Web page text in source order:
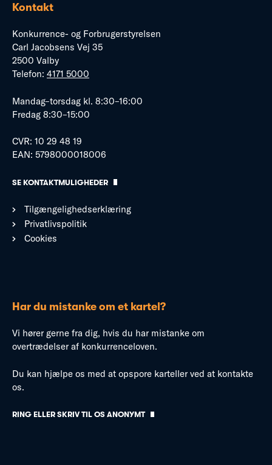
Kontakt
Konkurrence- og Forbrugerstyrelsen
Carl Jacobsens Vej 35
2500 Valby
Telefon: 4171 5000
Mandag–torsdag kl. 8:30–16:00
Fredag 8:30–15:00
CVR: 10 29 48 19
EAN: 5798000018006
SE KONTAKTMULIGHEDER
Tilgængelighedserklæring
Privatlivspolitik
Cookies
Har du mistanke om et kartel?
Vi hører gerne fra dig, hvis du har mistanke om
overtrædelser af konkurrenceloven.
Du kan hjælpe os med at opspore karteller ved at kontakte
os.
RING ELLER SKRIV TIL OS ANONYMT